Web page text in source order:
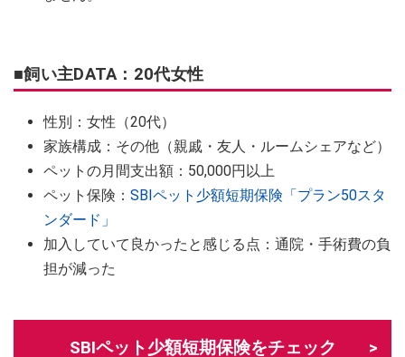
■飼い主DATA：20代女性
性別：女性（20代）
家族構成：その他（親戚・友人・ルームシェアなど）
ペットの月間支出額：50,000円以上
ペット保険： SBIペット少額短期保険「プラン50スタ
ンダード」
加入していて良かったと感じる点：通院・手術費の負
担が減った
SBIペット少額短期保険をチェック